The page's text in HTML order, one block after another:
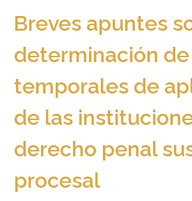
Breves apuntes
determinación
temporales de
de las
derecho penal
procesal